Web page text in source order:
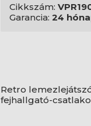
Cikkszám:
Garancia: 24
Retro
fejhallgató-